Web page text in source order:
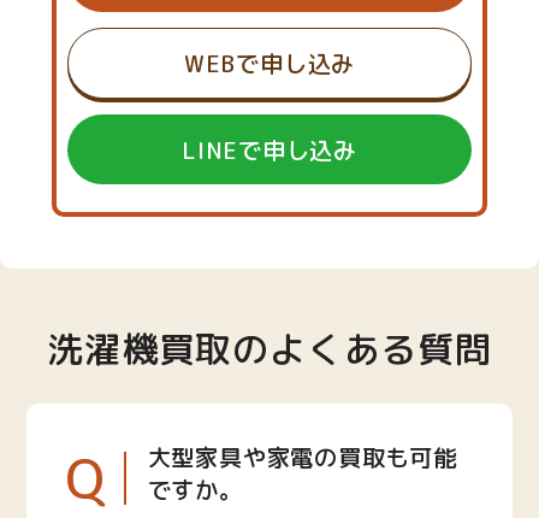
WEBで申し込み
LINEで申し込み
洗濯機買取のよくある質問
Q
大型家具や家電の買取も可能
ですか。